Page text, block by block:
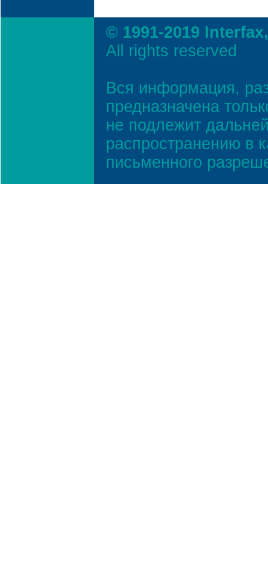
© 1991-2019
All rights reserved
Вся информация,
предназначена
не подлежит
распространению в
письменного